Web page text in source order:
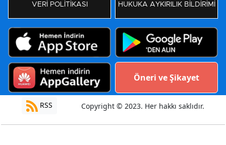
VERİ POLİTİKASI HUKUKA AYKIRILIK BİLDİRİMİ
Öneri ve Şikayet
RSS Copyright © 2023. Her hakkı saklıdır.